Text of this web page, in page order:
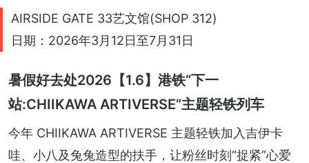
AIRSIDE GATE 33艺文馆(SHOP 312)
日期：2026年3月12日至7月31日
暑假好去处2026【1.6】港铁“下一
站:CHIIKAWA ARTIVERSE”主题轻铁列车
今年 CHIIKAWA ARTIVERSE 主题轻铁加入吉伊卡
哇、小八及兔兔造型的扶手，让粉丝时刻“捉紧”心爱